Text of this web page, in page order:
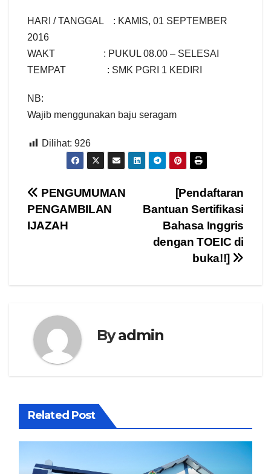
HARI / TANGGAL : KAMIS, 01 SEPTEMBER
2016
WAKT : PUKUL 08.00 – SELESAI
TEMPAT : SMK PGRI 1 KEDIRI
NB:
Wajib menggunakan baju seragam
Dilihat: 926
Navigasi
pos
[Pendaftaran
Bantuan Sertifikasi
Bahasa Inggris
dengan TOEIC di
buka!!]
PENGUMUMAN
PENGAMBILAN
IJAZAH
Byadmin
Related Post